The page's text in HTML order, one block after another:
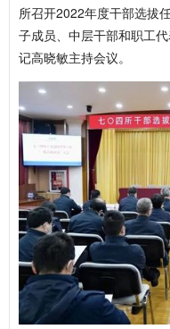
所召开2022年度干部选拔
子成员、中层干部和职工
记高晓敏主持会议。